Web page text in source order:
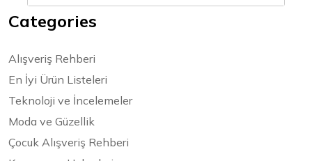
Categories
Alışveriş Rehberi
En İyi Ürün Listeleri
Teknoloji ve İncelemeler
Moda ve Güzellik
Çocuk Alışveriş Rehberi